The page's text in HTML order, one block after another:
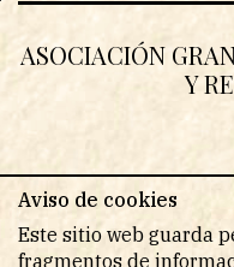
ASOCIACIÓN
Y
Aviso de cookies
Este sitio web guarda
fragmentos de